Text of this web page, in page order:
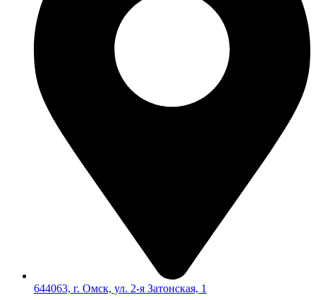
644063, г. Омск, ул. 2-я Затонская, 1